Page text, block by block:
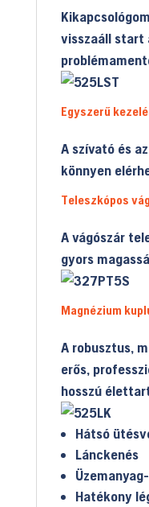
visszaáll start
Egyszerű
A szívató és
könnyen
Teleszkópos
A vágószár
gyors
Magnézium
A robusztus,
erős,
hosszú
Hátsó
Lánckenés
Hatékony